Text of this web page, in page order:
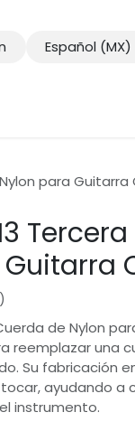
Español (MX)
para Guitarra
de Nylon
reemplazar una
Su fabricación
ayudando a
instrumento.